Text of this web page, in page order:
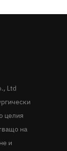
Ltd
целия
на
и